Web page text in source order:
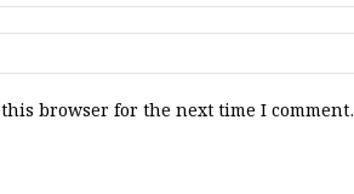
browser for the next time I comment.